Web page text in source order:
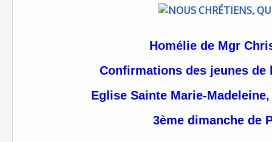
Homélie de Mgr
Confirmations des jeunes de
Eglise Sainte Marie-
3ème dimanche de